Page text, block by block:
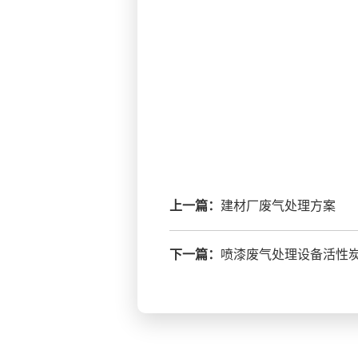
上一篇： 建材厂废气处理方案
下一篇： 喷漆废气处理设备活性